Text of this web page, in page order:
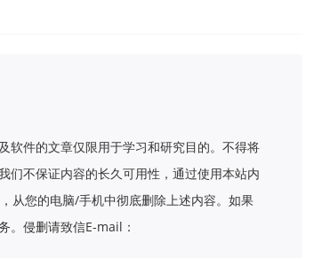
软件的文章仅限用于学习和研究目的。不得将
们不保证内容的长久可用性，通过使用本站内
从您的电脑/手机中彻底删除上述内容。如果
。侵删请致信E-mail：